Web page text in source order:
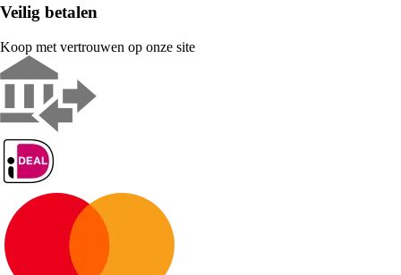
Veilig betalen
Koop met vertrouwen op onze site